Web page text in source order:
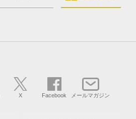
X Facebook メールマガジン